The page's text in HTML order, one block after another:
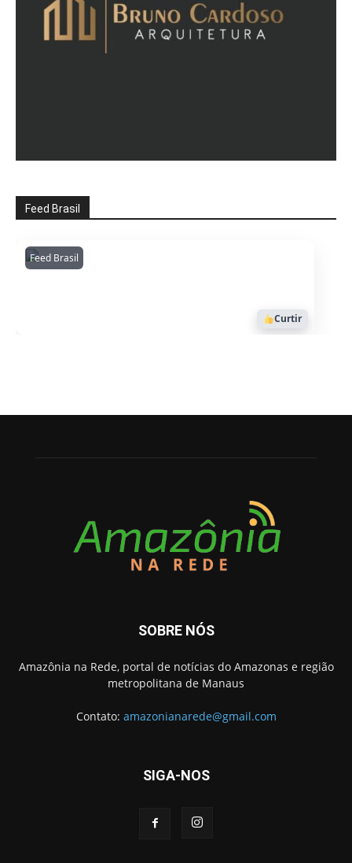
Feed Brasil
Feed BrasilAmazonianarede
1053
Curtir
SOBRE NÓS
Amazônia na Rede, portal de notícias do Amazonas e região
metropolitana de Manaus
Contato: amazonianarede@gmail.com
SIGA-NOS